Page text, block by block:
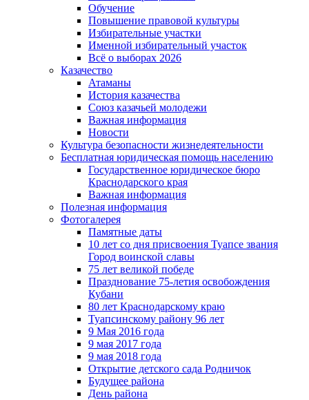
Обучение
Повышение правовой культуры
Избирательные участки
Именной избирательный участок
Всё о выборах 2026
Казачество
Атаманы
История казачества
Союз казачьей молодежи
Важная информация
Новости
Культура безопасности жизнедеятельности
Бесплатная юридическая помощь населению
Государственное юридическое бюро
Краснодарского края
Важная информация
Полезная информация
Фотогалерея
Памятные даты
10 лет со дня присвоения Туапсе звания
Город воинской славы
75 лет великой победе
Празднование 75-летия освобождения
Кубани
80 лет Краснодарскому краю
Туапсинскому району 96 лет
9 Мая 2016 года
9 мая 2017 года
9 мая 2018 года
Открытие детского сада Родничок
Будущее района
День района